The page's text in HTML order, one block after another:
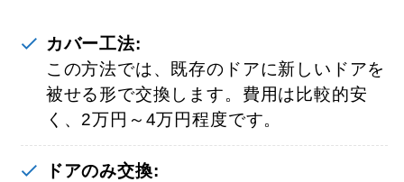
カバー工法:
この方法では、既存のドアに新しいドアを
被せる形で交換します。費用は比較的安
く、2万円～4万円程度です。
ドアのみ交換: